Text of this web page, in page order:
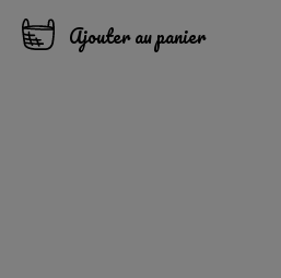
Ajouter au panier